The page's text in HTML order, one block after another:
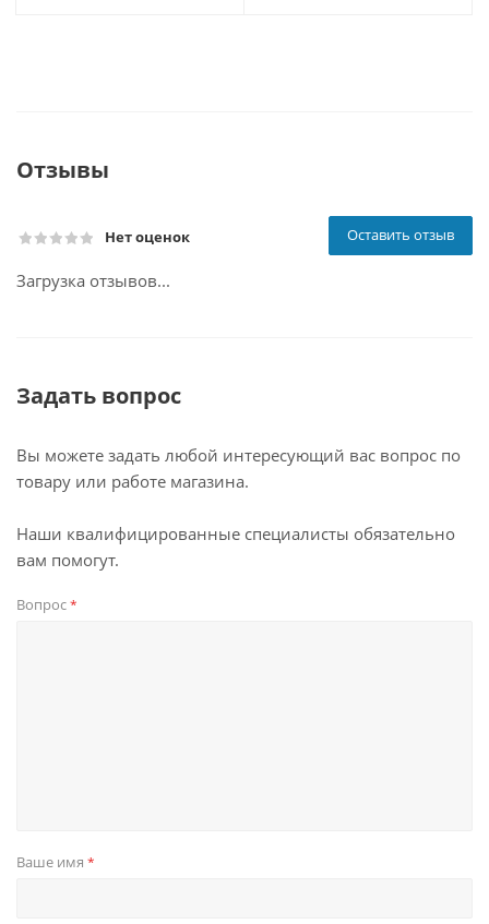
Отзывы
Нет оценок Оставить отзыв
Загрузка отзывов...
Задать вопрос
Вы можете задать любой интересующий вас вопрос по
товару или работе магазина.
Наши квалифицированные специалисты обязательно
вам помогут.
Вопрос*
Ваше имя *